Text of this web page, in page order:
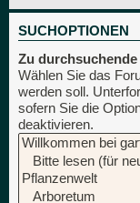
SUCHOPTIONEN
Zu durchsuchende
Wählen Sie das
werden soll.
sofern Sie die
deaktivieren.